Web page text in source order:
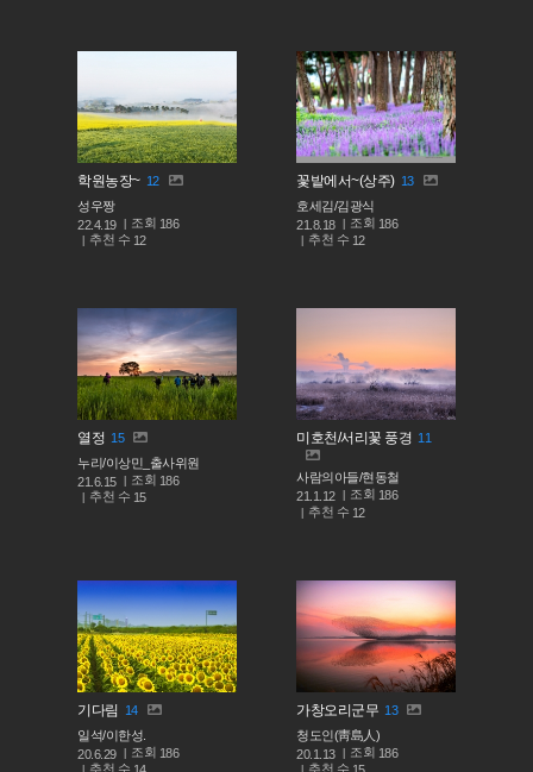
학원농장~ 12
성우짱
22.4.19
조회 186
추천 수 12
꽃밭에서~(상주) 13
호세김/김광식
21.8.18
조회 186
추천 수 12
열정 15
누리/이상민_출사위원
21.6.15
조회 186
추천 수 15
미호천/서리꽃 풍경 11
사람의아들/현동철
21.1.12
조회 186
추천 수 12
기다림 14
일석/이한성.
20.6.29
조회 186
추천 수
가창오리군무 13
청도인(靑島人)
20.1.13
조회 186
추천 수